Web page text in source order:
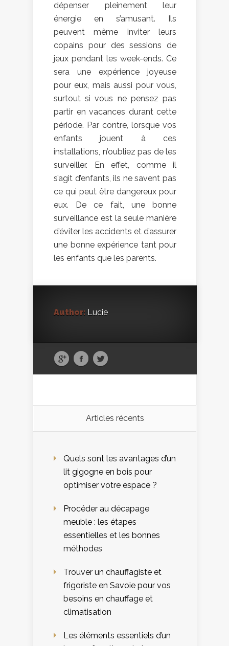
dépenser pleinement leur
énergie en s’amusant. Ils
peuvent même inviter leurs
copains pour des sessions de
jeux pendant les week-ends. Ce
sera une expérience joyeuse
pour eux, mais aussi pour vous,
surtout si vous ne pensez pas
partir en vacances durant cette
période. Par contre, lorsque vos
enfants jouent à ces
installations, n’oubliez pas de les
surveiller. En effet, comme il
s’agit d’enfants, ils ne savent pas
ce qui peut être dangereux pour
eux. De ce fait, une bonne
surveillance est la seule manière
d’éviter les accidents et d’assurer
une bonne expérience tant pour
les enfants que les parents.
Author: Lucie
Articles récents
Quels sont les avantages d’un
lit gigogne en bois pour
optimiser votre espace ?
Procéder au décapage
meuble : les étapes
essentielles et les bonnes
méthodes
Trouver un chauffagiste et
frigoriste en Savoie pour vos
besoins en chauffage et
climatisation
Les éléments essentiels d’un